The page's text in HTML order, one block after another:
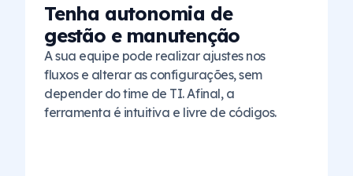
Tenha autonomia de
gestão e manutenção
A sua equipe pode realizar ajustes nos
fluxos e alterar as configurações, sem
depender do time de TI. Afinal, a
ferramenta é intuitiva e livre de códigos.